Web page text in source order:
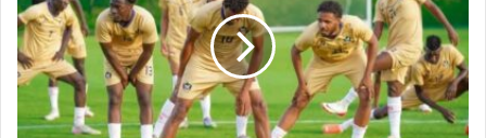
في
إلغاء
مباراة
السودان
وقطر
الودية